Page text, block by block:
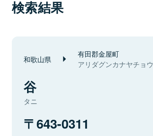
検索結果
和歌山県 有田郡金屋町
アリダグンカナヤチョウ
谷
タニ
643-0311